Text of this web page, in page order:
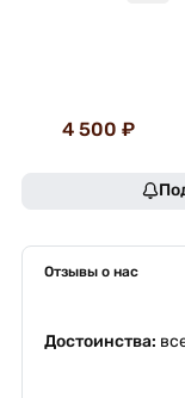
4 500 ₽
Отзывы о нас
Достоинства: